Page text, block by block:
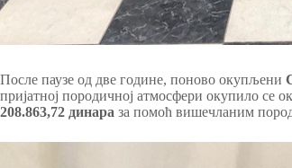
После паузе од две године, поново окупљени
пријатној породичној атмосфери окупило се
208.863,72 динара за помоћ вишечланим